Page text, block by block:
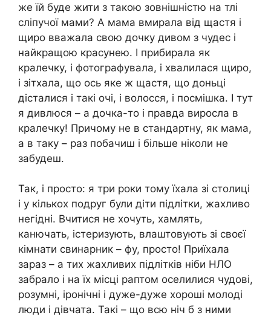
же їй буде жити з такою зовнішністю на тлі
сліпучої мами? А мама вмирала від щастя і
щиро вважала свою дочку дивом з чудес і
найкращою красунею. І прибирала як
кралечку, і фотографувала, і хвалилася щиро,
і зітхала, що ось яке ж щастя, що доньці
дісталися і такі очі, і волосся, і посмішка. І тут
я дивлюся – а дочка-то і правда виросла в
кралечку! Причому не в стандартну, як мама,
а в таку – раз побачиш і більше ніколи не
забудеш.
Так, і просто: я три роки тому їхала зі столиці
і у кількох подруг були діти підлітки, жахливо
негідні. Вчитися не хочуть, хамлять,
канючать, істеризують, влаштовують зі своєї
кімнати свинарник – фу, просто! Приїхала
зараз – а тих жахливих підлітків ніби НЛО
забрало і на їх місці раптом оселилися чудові,
розумні, іронічні і дуже-дуже хороші молоді
люди і дівчата. Такі – що всю ніч б з ними